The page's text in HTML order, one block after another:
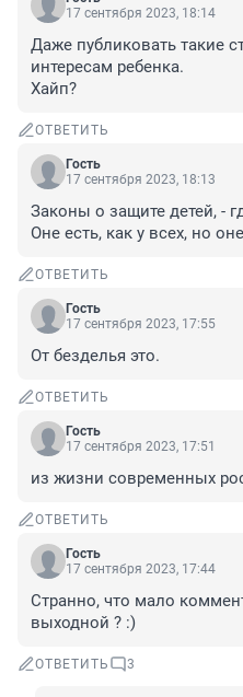
17 сентября 2023, 18:14
Даже публиковать такие
интересам ребенка.
Хайп?
ОТВЕТИТЬ
Гость
17 сентября 2023, 18:13
Законы о защите детей, -
Оне есть, как у всех, но
ОТВЕТИТЬ
Гость
17 сентября 2023, 17:55
От безделья это.
ОТВЕТИТЬ
Гость
17 сентября 2023, 17:51
из жизни современных
ОТВЕТИТЬ
Гость
17 сентября 2023, 17:44
Странно, что мало
выходной ? :)
ОТВЕТИТЬ 3